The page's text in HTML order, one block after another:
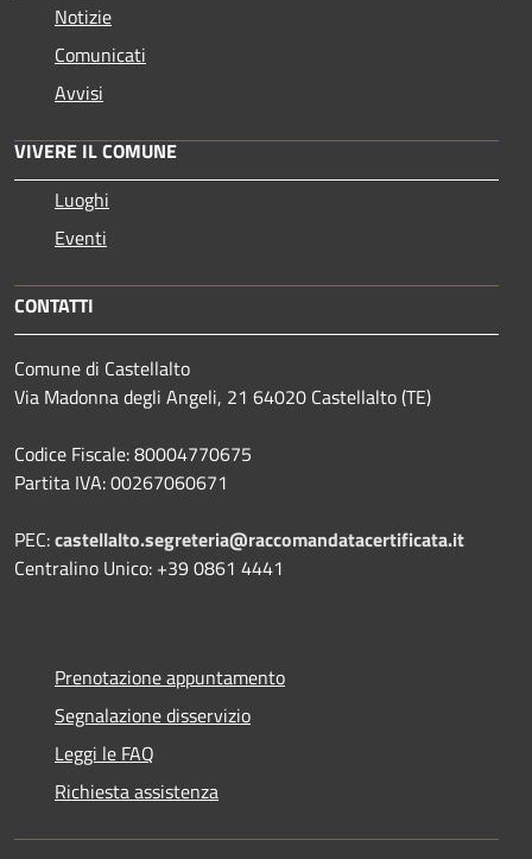
Notizie
Comunicati
Avvisi
VIVERE IL COMUNE
Luoghi
Eventi
CONTATTI
Comune di Castellalto
Via Madonna degli Angeli, 21 64020 Castellalto (TE)
Codice Fiscale: 80004770675
Partita IVA: 00267060671
PEC:castellalto.segreteria@raccomandatacertificata.it
Centralino Unico: +39 0861 4441
Prenotazione appuntamento
Segnalazione disservizio
Leggi le FAQ
Richiesta assistenza